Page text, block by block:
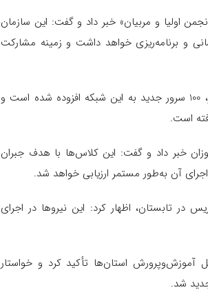
اولیا و مربیان» خبر داد و گفت: این سازمان
و برنامه‌ریزی خواهد داشت و زمینه مشارکت
وی از تقویت زیرساخت‌های شبکه شاد نیز خبر داد و افزود: با دستور رئیس‌جمهور، 100 سرور جدید به این شبکه افزوده شده است و
خبر داد و گفت: این کلاس‌ها با هدف جبران
آن به‌طور مستمر ارزیابی خواهد شد.
در تابستان، اظهار کرد: این نیروها در اجرای
استان‌ها تأکید کرد و خواستار
شد.